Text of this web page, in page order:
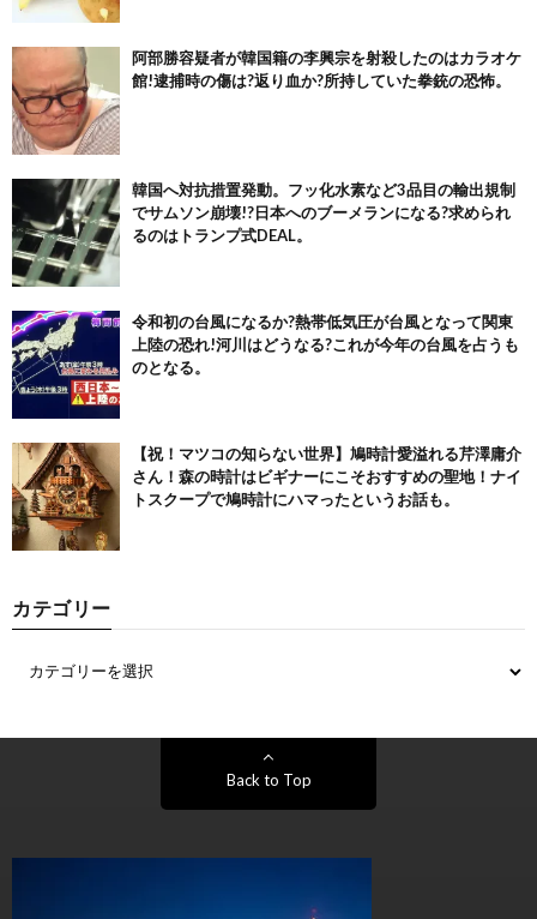
阿部勝容疑者が韓国籍の李興宗を射殺したのはカラオケ
館!逮捕時の傷は?返り血か?所持していた拳銃の恐怖。
韓国へ対抗措置発動。フッ化水素など3品目の輸出規制
でサムソン崩壊!?日本へのブーメランになる?求められ
るのはトランプ式DEAL。
令和初の台風になるか?熱帯低気圧が台風となって関東
上陸の恐れ!河川はどうなる?これが今年の台風を占うも
のとなる。
【祝！マツコの知らない世界】鳩時計愛溢れる芹澤庸介
さん！森の時計はビギナーにこそおすすめの聖地！ナイ
トスクープで鳩時計にハマったというお話も。
カテゴリー
Back to Top